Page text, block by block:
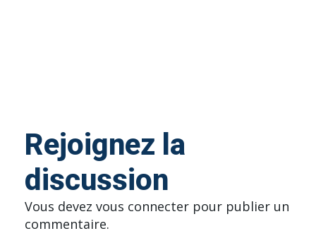
Rejoignez la
discussion
Vous devez vous connecter pour publier un
commentaire.